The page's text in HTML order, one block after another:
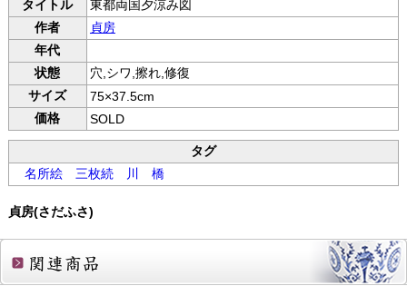
タイトル
東都両国夕涼み図
作者
貞房
年代
状態
穴,シワ,擦れ,修復
サイズ
75×37.5cm
価格
SOLD
タグ
名所絵三枚続川 橋
貞房(さだふさ)